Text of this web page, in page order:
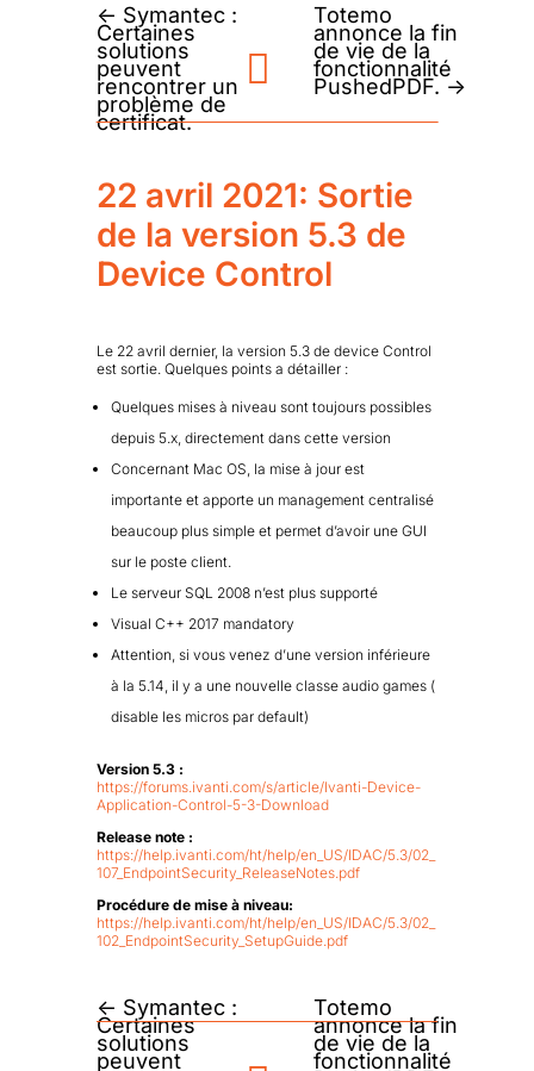
← Symantec :
Certaines
solutions
peuvent
rencontrer un
problème de
certificat.
Totemo
annonce la fin
de vie de la
fonctionnalité
PushedPDF. →
22 avril 2021: Sortie
de la version 5.3 de
Device Control
Le 22 avril dernier, la version 5.3 de device Control
est sortie. Quelques points a détailler :
Quelques mises à niveau sont toujours possibles
depuis 5.x, directement dans cette version
Concernant Mac OS, la mise à jour est
importante et apporte un management centralisé
beaucoup plus simple et permet d’avoir une GUI
sur le poste client.
Le serveur SQL 2008 n’est plus supporté
Visual C++ 2017 mandatory
Attention, si vous venez d’une version inférieure
à la 5.14, il y a une nouvelle classe audio games (
disable les micros par default)
Version 5.3 :
https://forums.ivanti.com/s/article/Ivanti-Device-
Application-Control-5-3-Download
Release note :
https://help.ivanti.com/ht/help/en_US/IDAC/5.3/02_
107_EndpointSecurity_ReleaseNotes.pdf
Procédure de mise à niveau:
https://help.ivanti.com/ht/help/en_US/IDAC/5.3/02_
102_EndpointSecurity_SetupGuide.pdf
← Symantec :
Certaines
solutions
peuvent
Totemo
annonce la fin
de vie de la
fonctionnalité